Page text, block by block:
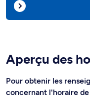
Aperçu des
Pour obtenir les
concernant l'horaire